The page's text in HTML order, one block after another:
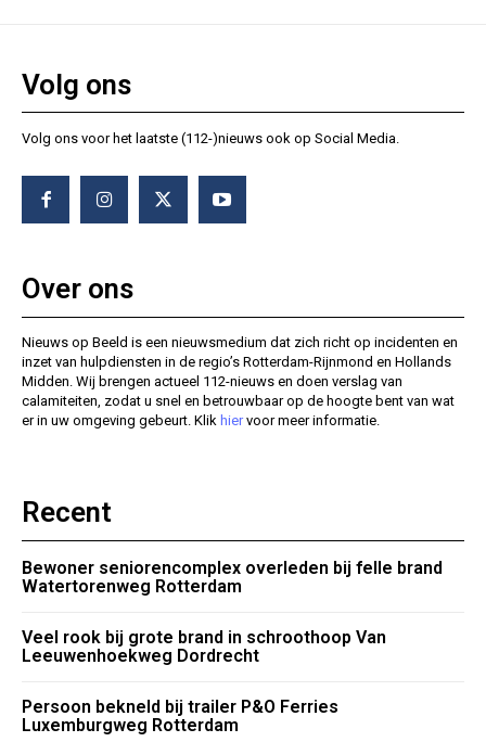
Volg ons
Volg ons voor het laatste (112-)nieuws ook op Social Media.
Over ons
Nieuws op Beeld is een nieuwsmedium dat zich richt op incidenten en
inzet van hulpdiensten in de regio’s Rotterdam-Rijnmond en Hollands
Midden. Wij brengen actueel 112-nieuws en doen verslag van
calamiteiten, zodat u snel en betrouwbaar op de hoogte bent van wat
er in uw omgeving gebeurt. Klik hiervoor meer informatie.
Recent
Bewoner seniorencomplex overleden bij felle brand
Watertorenweg Rotterdam
Veel rook bij grote brand in schroothoop Van
Leeuwenhoekweg Dordrecht
Persoon bekneld bij trailer P&O Ferries
Luxemburgweg Rotterdam